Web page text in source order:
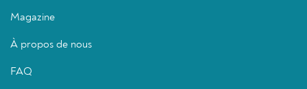
Magazine
À propos de nous
FAQ